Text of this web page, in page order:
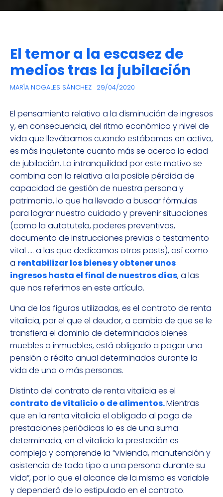
El temor a la escasez de
medios tras la jubilación
MARÍA NOGALES SÁNCHEZ 29/04/2020
El pensamiento relativo a la disminución de ingresos
y, en consecuencia, del ritmo económico y nivel de
vida que llevábamos cuando estábamos en activo,
es más inquietante cuanto más se acerca la edad
de jubilación. La intranquilidad por este motivo se
combina con la relativa a la posible pérdida de
capacidad de gestión de nuestra persona y
patrimonio, lo que ha llevado a buscar fórmulas
para lograr nuestro cuidado y prevenir situaciones
(como la autotutela, poderes preventivos,
documento de instrucciones previas o testamento
vital …. a las que dedicamos otros posts), así como
a rentabilizar los bienes y obtener unos
ingresos hasta el final de nuestros días, a las
que nos referimos en este artículo.
Una de las figuras utilizadas, es el contrato de renta
vitalicia, por el que el deudor, a cambio de que se le
transfiera el dominio de determinados bienes
muebles o inmuebles, está obligado a pagar una
pensión o rédito anual determinados durante la
vida de una o más personas.
Distinto del contrato de renta vitalicia es el
contrato de vitalicio o de alimentos.Mientras
que en la renta vitalicia el obligado al pago de
prestaciones periódicas lo es de una suma
determinada, en el vitalicio la prestación es
compleja y comprende la “vivienda, manutención y
asistencia de todo tipo a una persona durante su
vida”, por lo que el alcance de la misma es variable
y dependerá de lo estipulado en el contrato.